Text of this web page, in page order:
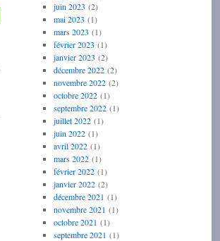
juin 2023 (2)
mai 2023 (1)
mars 2023 (1)
février 2023 (1)
janvier 2023 (2)
décembre 2022(2)
novembre 2022(2)
octobre 2022(1)
septembre 2022(1)
juillet 2022(1)
juin 2022(1)
avril 2022(1)
mars 2022(1)
février 2022(1)
janvier 2022(2)
décembre 2021 (1)
novembre 2021 (1)
octobre 2021 (1)
septembre 2021 (1)